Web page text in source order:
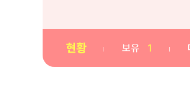
현황 보유 1